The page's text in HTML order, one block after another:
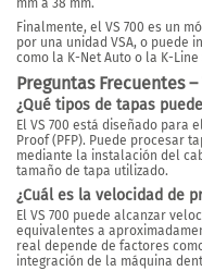
mm a 38 mm.
Finalmente, el VS 700 es un
por una unidad VSA, o puede
como la K-Net Auto o la K-Line
Preguntas Frecuentes –
¿Qué tipos de tapas
El VS 700 está diseñado para
Proof (PFP). Puede procesar
mediante la instalación del
tamaño de tapa utilizado.
¿Cuál es la velocidad de
El VS 700 puede alcanzar
equivalentes a
real depende de factores
integración de la máquina